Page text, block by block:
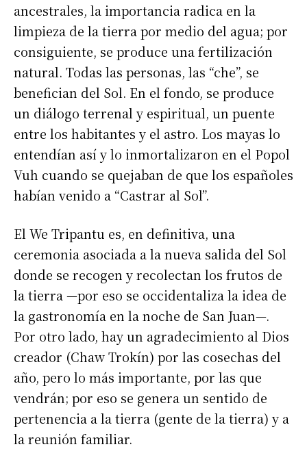
ancestrales, la importancia radica en la
limpieza de la tierra por medio del agua; por
consiguiente, se produce una fertilización
natural. Todas las personas, las “che”, se
benefician del Sol. En el fondo, se produce
un diálogo terrenal y espiritual, un puente
entre los habitantes y el astro. Los mayas lo
entendían así y lo inmortalizaron en el Popol
Vuh cuando se quejaban de que los españoles
habían venido a “Castrar al Sol”.
El We Tripantu es, en definitiva, una
ceremonia asociada a la nueva salida del Sol
donde se recogen y recolectan los frutos de
la tierra —por eso se occidentaliza la idea de
la gastronomía en la noche de San Juan—.
Por otro lado, hay un agradecimiento al Dios
creador (Chaw Trokín) por las cosechas del
año, pero lo más importante, por las que
vendrán; por eso se genera un sentido de
pertenencia a la tierra (gente de la tierra) y a
la reunión familiar.